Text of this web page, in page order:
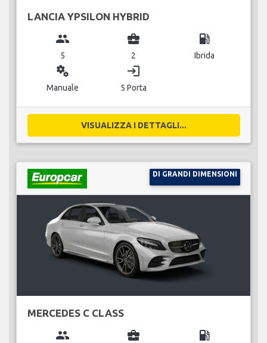
LANCIA YPSILON HYBRID
group
5
business_center
2
local_gas_station
Ibrida
miscellaneous_services
Manuale
login
5 Porta
VISUALIZZA I DETTAGLI...
DI GRANDI DIMENSIONI
MERCEDES C CLASS
group business_center local_gas_station